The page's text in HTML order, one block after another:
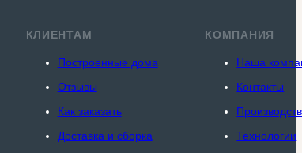
КЛИЕНТАМ
Построенные дома
Отзывы
Как заказать
Доставка и сборка
КОМПАНИЯ
Наша
Контакты
Технологии